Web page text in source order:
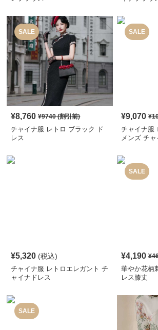
SALE
¥8,760 ¥9740(割引前)
チャイナ服 レトロ ブラック ド
レス
SALE
¥9,070 ¥
チャイナ服
メンズ チ
¥5,320 (税込)
チャイナ服 レトロエレガント チ
ャイナドレス
SALE
¥4,190 ¥
華やか花柄
レス膝丈
SALE